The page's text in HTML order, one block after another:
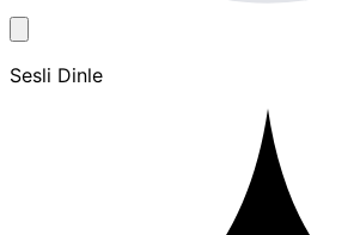
Sesli Dinle